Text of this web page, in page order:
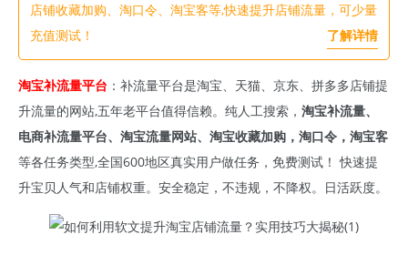
店铺收藏加购、淘口令、淘宝客等,快速提升店铺流量，可少量
充值测试！
了解详情
淘宝补流量平台 ：补流量平台是淘宝、天猫、京东、拼多多店铺提
升流量的网站,五年老平台值得信赖。纯人工搜索， 淘宝补流量、
电商补流量平台、淘宝流量网站、淘宝收藏加购，淘口令，淘宝客
等各任务类型,全国600地区真实用户做任务，免费测试！ 快速提
升宝贝人气和店铺权重。安全稳定，不违规，不降权。日活跃度。